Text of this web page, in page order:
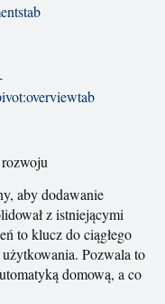
aby dodawanie
z istniejącymi
to klucz do ciągłego
Pozwala to
domową, a co